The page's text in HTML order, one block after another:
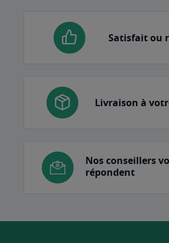
Satisfait ou
Livraison à
Nos conseillers
répondent